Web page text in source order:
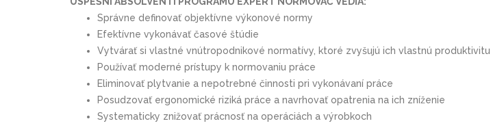
Správne definovať objektívne výkonové normy
Efektívne vykonávať časové štúdie
Vytvárať si vlastné vnútropodnikové normatívy, ktoré zvyšujú ich vlastnú produktivitu
Používať moderné prístupy k normovaniu práce
Eliminovať plytvanie a nepotrebné činnosti pri vykonávaní práce
Posudzovať ergonomické riziká práce a navrhovať opatrenia na ich zníženie
Systematicky znižovať prácnosť na operáciách a výrobkoch